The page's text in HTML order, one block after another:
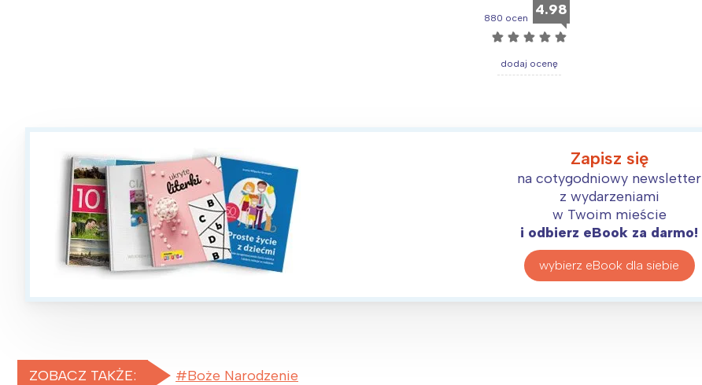
880 ocen 4.98
☆ ☆ ☆ ☆ ☆
dodaj ocenę
Zapisz się
na cotygodniowy newsletter
z wydarzeniami
w Twoim mieście
i odbierz eBook za darmo!
wybierz eBook dla siebie
ZOBACZ TAKŻE: Boże Narodzenie
Północ
Wszystkie